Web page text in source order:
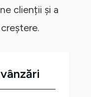
clienții și a